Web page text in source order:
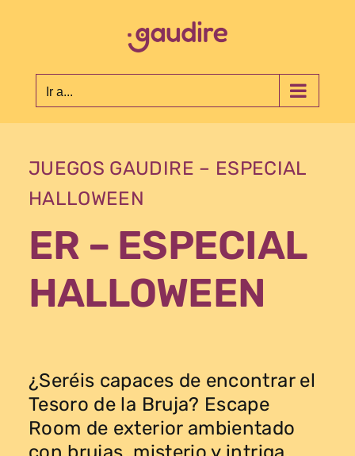
Ir a...
JUEGOS GAUDIRE – ESPECIAL
HALLOWEEN
ER – ESPECIAL
HALLOWEEN
¿Seréis capaces de encontrar el
Tesoro de la Bruja? Escape
Room de exterior ambientado